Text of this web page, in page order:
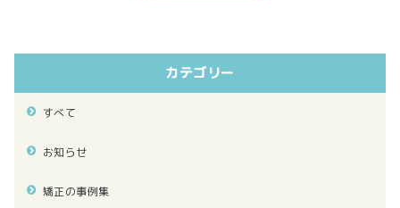
カテゴリー
すべて
お知らせ
矯正の事例集